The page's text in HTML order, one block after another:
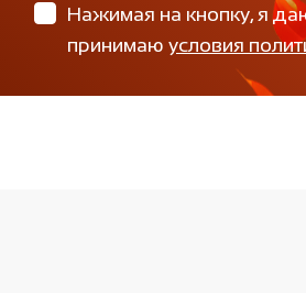
Нажимая на кнопку, я
принимаю условия